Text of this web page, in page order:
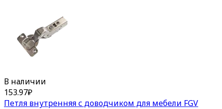
В наличии
153.97₽
Петля внутренняя с доводчиком для мебели FGV